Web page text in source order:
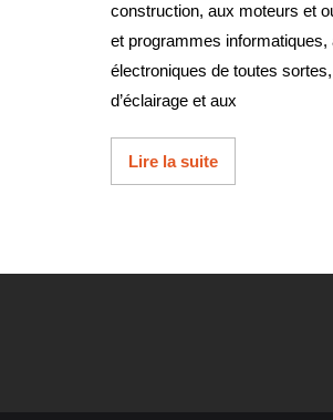
construction, aux moteurs et
et programmes informatiques,
électroniques de toutes
d’éclairage et aux
Lire la suite